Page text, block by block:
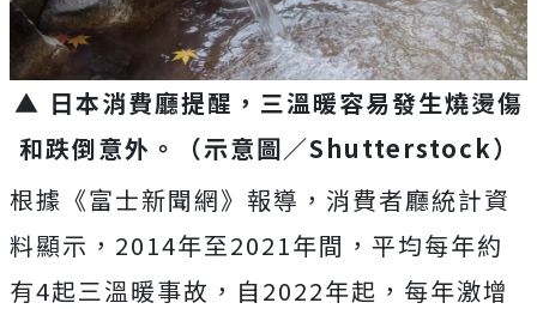
▲ 日本消費廳提醒，三溫暖容易發生燒燙傷
和跌倒意外。（示意圖／Shutterstock）
根據《富士新聞網》報導，消費者廳統計資
料顯示，2014年至2021年間，平均每年約
有4起三溫暖事故，自2022年起，每年激增